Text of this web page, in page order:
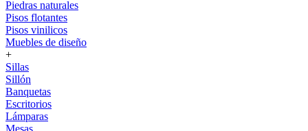
Piedras naturales
Pisos flotantes
Pisos vinilicos
Muebles de diseño
+
Sillas
Sillón
Banquetas
Escritorios
Lámparas
Mesas